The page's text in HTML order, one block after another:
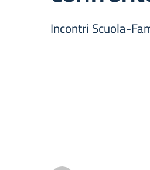
Incontri Scuola-